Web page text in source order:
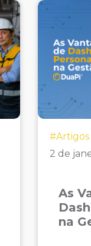
#Artigos
2 de
As
na